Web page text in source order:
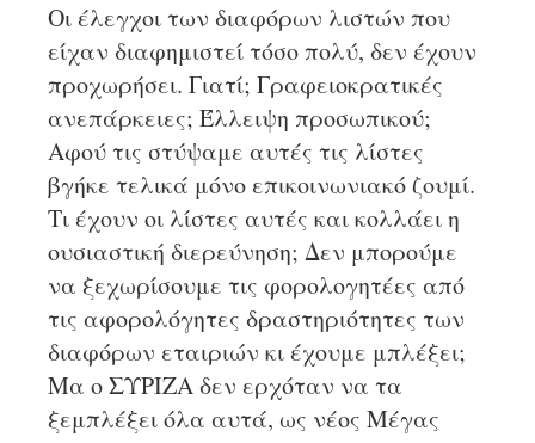
Οι έλεγχοι των διαφόρων λιστών που
είχαν διαφημιστεί τόσο πολύ, δεν έχουν
προχωρήσει. Γιατί; Γραφειοκρατικές
ανεπάρκειες; Έλλειψη προσωπικού;
Αφού τις στύψαμε αυτές τις λίστες
βγήκε τελικά μόνο επικοινωνιακό ζουμί.
Τι έχουν οι λίστες αυτές και κολλάει η
ουσιαστική διερεύνηση; Δεν μπορούμε
να ξεχωρίσουμε τις φορολογητέες από
τις αφορολόγητες δραστηριότητες των
διαφόρων εταιριών κι έχουμε μπλέξει;
Μα ο ΣΥΡΙΖΑ δεν ερχόταν να τα
ξεμπλέξει όλα αυτά, ως νέος Μέγας